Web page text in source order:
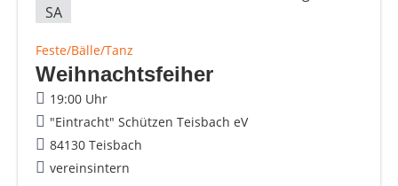
SA
Feste/Bälle/Tanz
Weihnachtsfeiher
19:00 Uhr
"Eintracht" Schützen Teisbach eV
84130 Teisbach
vereinsintern